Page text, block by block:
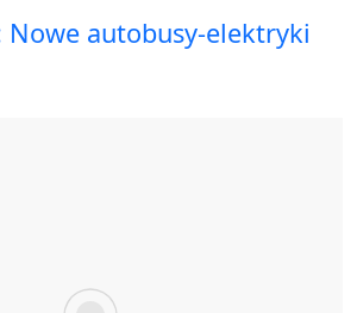
Nowe autobusy-elektryki